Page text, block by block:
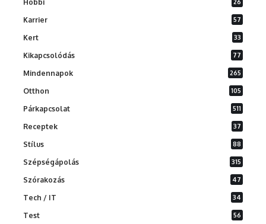
Hobbi
Karrier 57
Kert 33
Kikapcsolódás 77
Mindennapok 265
Otthon 105
Párkapcsolat 511
Receptek 37
Stílus 88
Szépségápolás 315
Szórakozás 47
Tech / IT 34
Test 56